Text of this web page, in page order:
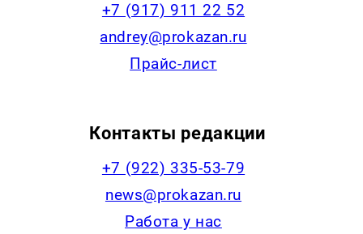
+7 (917) 911 22 52
andrey@prokazan.ru
Прайс-лист
Контакты редакции
+7 (922) 335-53-79
news@prokazan.ru
Работа у нас